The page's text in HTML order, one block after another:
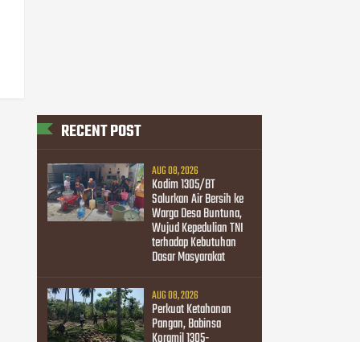
RECENT POST
AUG 08, 2026
Kodim 1305/BT
Salurkan Air Bersih ke
Warga Desa Buntuna,
Wujud Kepedulian TNI
terhadap Kebutuhan
Dasar Masyarakat
AUG 08, 2026
Perkuat Ketahanan
Pangan, Babinsa